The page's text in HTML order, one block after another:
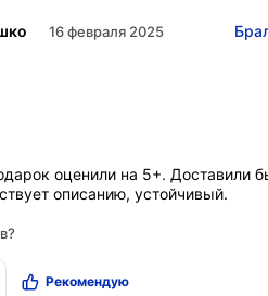
16 февраля 2025
оценили на 5+. Доставили
описанию, устойчивый.
Рекомендую